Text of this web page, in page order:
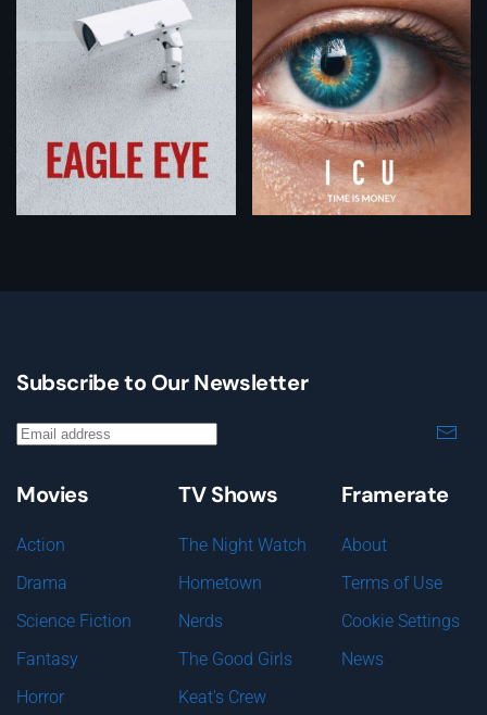
Subscribe to Our Newsletter
Movies
Action
Drama
Science Fiction
Fantasy
Horror
TV Shows
The Night Watch
Hometown
Nerds
The Good Girls
Keat's Crew
Framerate
About
Terms of Use
Cookie Settings
News